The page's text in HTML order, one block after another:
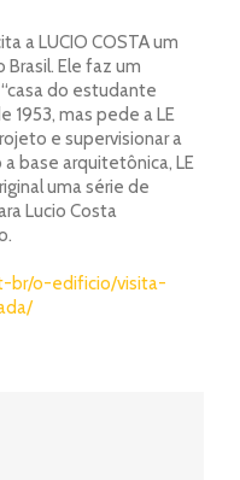
a LUCIO COSTA um
Ele faz um
do estudante
1953, mas pede a LE
e supervisionar a
base arquitetônica, LE
uma série de
Lucio Costa
br/o-edificio/visita-